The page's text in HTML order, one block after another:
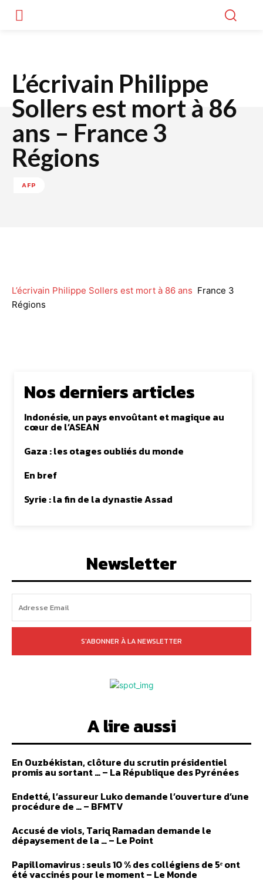
L’écrivain Philippe
Sollers est mort à 86
ans – France 3
Régions
AFP
L’écrivain Philippe Sollers est mort à 86 ans France 3
Régions
Nos derniers articles
Indonésie, un pays envoûtant et magique au
cœur de l’ASEAN
Gaza : les otages oubliés du monde
En bref
Syrie : la fin de la dynastie Assad
Newsletter
S'ABONNER À LA NEWSLETTER
A lire aussi
En Ouzbékistan, clôture du scrutin présidentiel
promis au sortant … – La République des Pyrénées
Endetté, l’assureur Luko demande l’ouverture d’une
procédure de … – BFMTV
Accusé de viols, Tariq Ramadan demande le
dépaysement de la … – Le Point
Papillomavirus : seuls 10 % des collégiens de 5ᵉ ont
été vaccinés pour le moment – Le Monde